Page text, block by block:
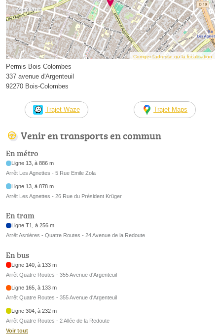
Corriger l’adresse ou la localisation
Permis Bois Colombes
337 avenue d'Argenteuil
92270 Bois-Colombes
Trajet Waze Trajet Maps
Venir en transports en commun
En métro
Ligne 13, à 886 m
Arrêt Les Agnettes - 5 Rue Emile Zola
Ligne 13, à 878 m
Arrêt Les Agnettes - 26 Rue du Président Krüger
En tram
Ligne T1, à 256 m
Arrêt Asnières - Quatre Routes - 24 Avenue de la Redoute
En bus
Ligne 140, à 133 m
Arrêt Quatre Routes - 355 Avenue d'Argenteuil
Ligne 165, à 133 m
Arrêt Quatre Routes - 355 Avenue d'Argenteuil
Ligne 304, à 232 m
Arrêt Quatre Routes - 2 Allée de la Redoute
Voir tout